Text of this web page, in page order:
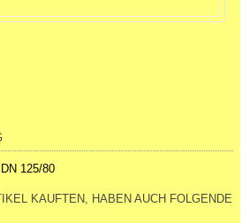
125/80
KAUFTEN, HABEN AUCH FOLGENDE